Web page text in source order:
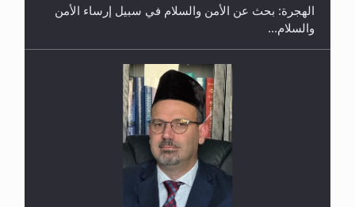
حفل توزيع الشهادات في الجامعة الأحمدية بنيجيريا لعام
الهجرة: بحث عن الأمن والسلام في سبيل إرساء الأمن
والسلام...